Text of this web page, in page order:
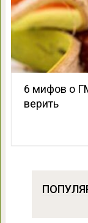
6 мифов о
верить